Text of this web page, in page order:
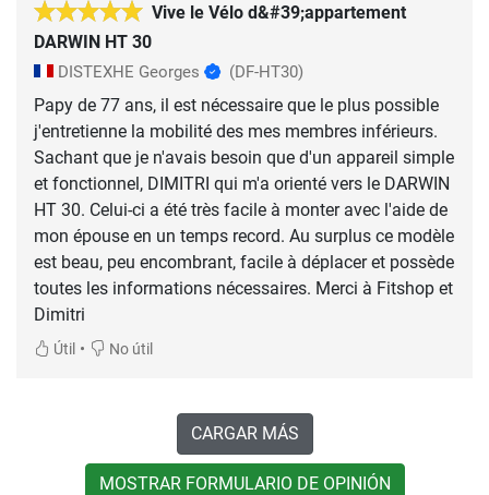
Vive le Vélo d&#39;appartement
DARWIN HT 30
DISTEXHE Georges (DF-HT30)
Papy de 77 ans, il est nécessaire que le plus possible
j'entretienne la mobilité des mes membres inférieurs.
Sachant que je n'avais besoin que d'un appareil simple
et fonctionnel, DIMITRI qui m'a orienté vers le DARWIN
HT 30. Celui-ci a été très facile à monter avec l'aide de
mon épouse en un temps record. Au surplus ce modèle
est beau, peu encombrant, facile à déplacer et possède
toutes les informations nécessaires. Merci à Fitshop et
Dimitri
Útil • No útil
CARGAR MÁS
MOSTRAR FORMULARIO DE OPINIÓN